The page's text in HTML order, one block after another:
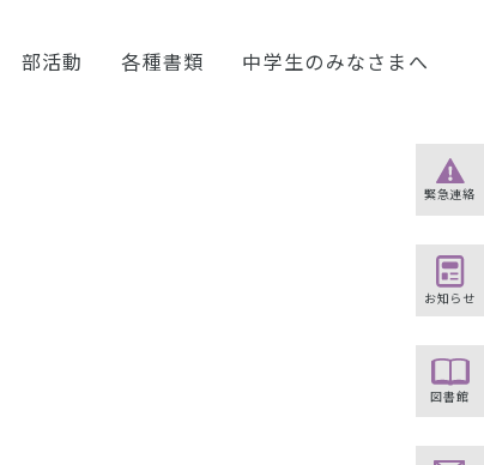
部活動 各種書類 中学生のみなさまへ
緊急連絡
お知らせ
図書館